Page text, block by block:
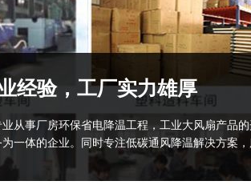
经验，工厂实力雄厚
业从事厂房环保省电降温工程，工业大风扇产品
一体的企业。同时专注低碳通风降温解决方案